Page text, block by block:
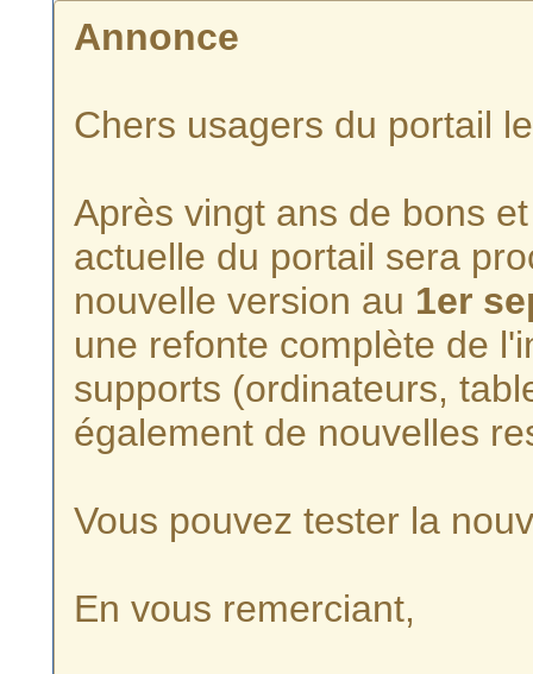
Annonce
Chers usagers du portail
Après vingt ans de bons
actuelle du portail sera
nouvelle version au 1er
une refonte complète de
supports (ordinateurs,
également de nouvelles
Vous pouvez tester la
En vous remerciant,